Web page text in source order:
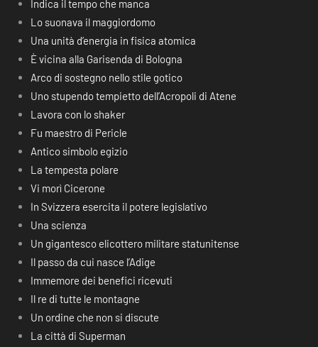
Indica il tempo che manca
Lo suonava il maggiordomo
Una unità d’energia in fisica atomica
È vicina alla Garisenda di Bologna
Arco di sostegno nello stile gotico
Uno stupendo tempietto dell’Acropoli di Atene
Lavora con lo shaker
Fu maestro di Pericle
Antico simbolo egizio
La tempesta polare
Vi morì Cicerone
In Svizzera esercita il potere legislativo
Una scienza
Un gigantesco elicottero militare statunitense
Il passo da cui nasce l’Adige
Immemore dei benefici ricevuti
Il re di tutte le montagne
Un ordine che non si discute
La città di Superman